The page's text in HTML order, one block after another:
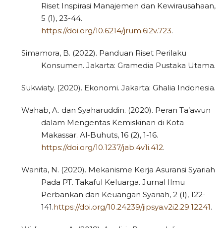
Riset Inspirasi Manajemen dan Kewirausahaan,
5 (1), 23-44.
https://doi.org/10.6214/jrum.6i2v.723.
Simamora, B. (2022). Panduan Riset Perilaku
Konsumen. Jakarta: Gramedia Pustaka Utama.
Sukwiaty. (2020). Ekonomi. Jakarta: Ghalia Indonesia.
Wahab, A. dan Syaharuddin. (2020). Peran Ta’awun
dalam Mengentas Kemiskinan di Kota
Makassar. Al-Buhuts, 16 (2), 1-16.
https://doi.org/10.1237/jab.4v1i.412.
Wanita, N. (2020). Mekanisme Kerja Asuransi Syariah
Pada PT. Takaful Keluarga. Jurnal Ilmu
Perbankan dan Keuangan Syariah, 2 (1), 122-
141.https://doi.org/10.24239/jipsya.v2i2.29.12241.